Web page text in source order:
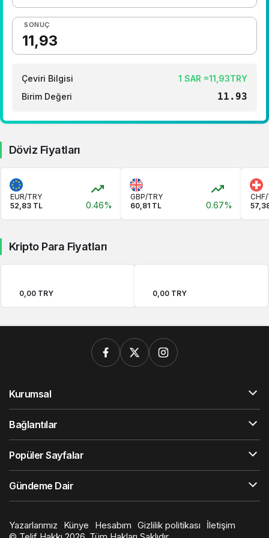
1 Euro Kaç TL ?
1 Euro Kaç TL ?
1 RUB Kaç TL ?
1 CNY Kaç TL ?
SONUÇ
Çeviri Bilgisi
1 SAR =11,93TRY
Birim Değeri
11.93
Döviz Fiyatları
EUR/TRY
52,83 TL
0.46%
GBP/TRY
60,81 TL
0.67%
Kripto Para Fiyatları
0,00 TRY 0,00 TRY
Kurumsal
Bağlantılar
Popüler Sayfalar
Gündeme Dair
Yazarlarımız Künye Hesabım Gizlilik politikası
İletişim